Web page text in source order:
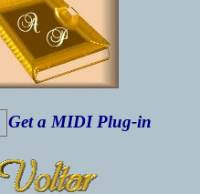
Get a MIDI Plug-in